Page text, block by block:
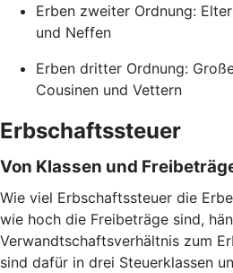
Erben zweiter Ordnung:
und Neffen
Erben dritter Ordnung:
Cousinen und Vettern
Erbschaftssteuer
Von Klassen und
Wie viel Erbschaftssteuer die
wie hoch die Freibeträge sind,
Verwandtschaftsverhältnis zum
sind dafür in drei Steuerklassen